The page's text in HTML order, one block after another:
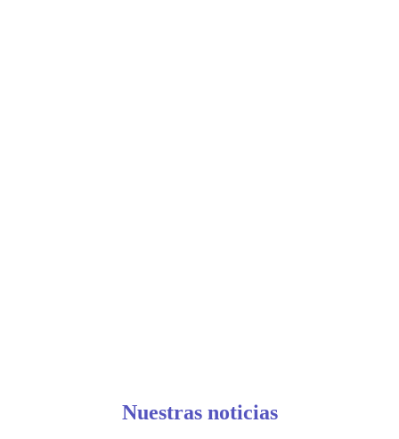
Nuestras noticias